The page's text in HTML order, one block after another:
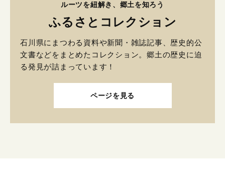
ルーツを紐解き、郷土を知ろう
ふるさとコレクション
石川県にまつわる資料や新聞・雑誌記事、歴史的公
文書などをまとめたコレクション。郷土の歴史に迫
る発見が詰まっています！
ページを見る